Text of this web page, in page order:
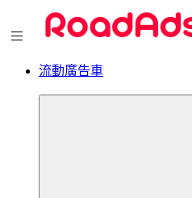
流動廣告車